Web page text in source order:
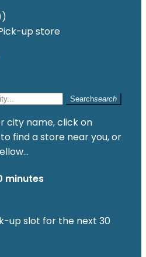
up store
Searchsearch
city name, click on
find a store near you, or
minutes
up slot for the next 30